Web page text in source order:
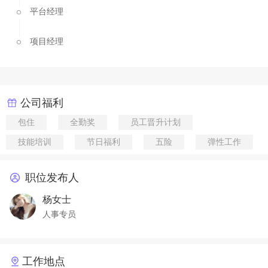
平台经理
项目经理
公司福利
包住 全勤奖 员工晋升计划
技能培训 节日福利 五险 弹性工作
职位发布人
杨女士
人事专员
工作地点